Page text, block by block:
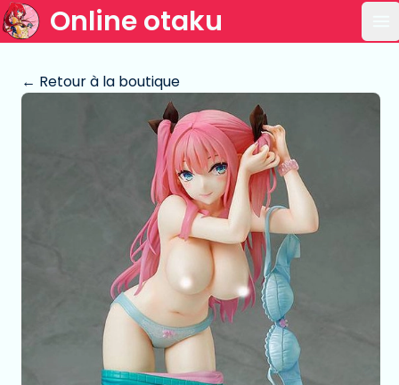
Online otaku
← Retour à la boutique